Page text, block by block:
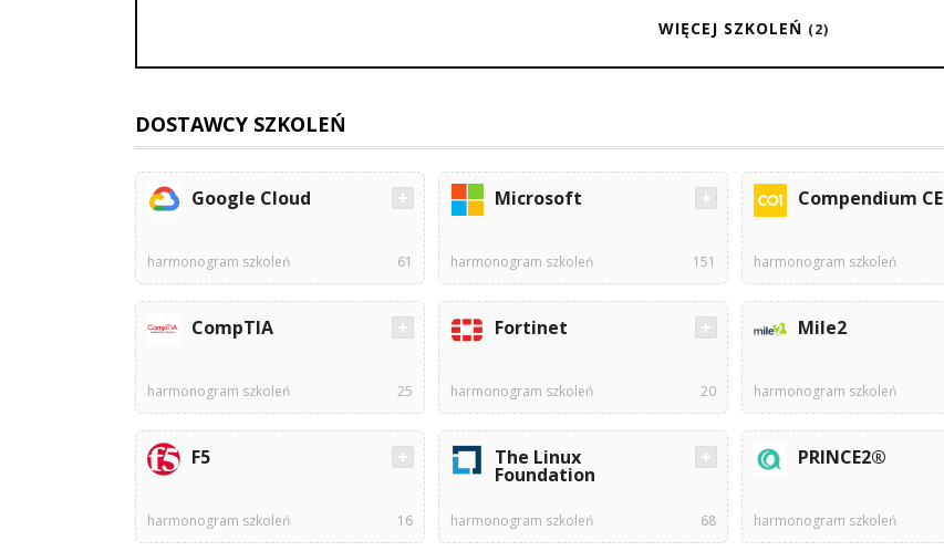
WIĘCEJ SZKOLEŃ (2)
DOSTAWCY SZKOLEŃ
Google Cloud
harmonogram szkoleń 61
Microsoft
harmonogram szkoleń 151
Compendium CE
harmonogram szkoleń
CompTIA
harmonogram szkoleń 25
Fortinet
harmonogram szkoleń 20
Mile2
harmonogram szkoleń
F5
harmonogram szkoleń 16
The Linux
Foundation
harmonogram szkoleń 68
PRINCE2®
harmonogram szkoleń